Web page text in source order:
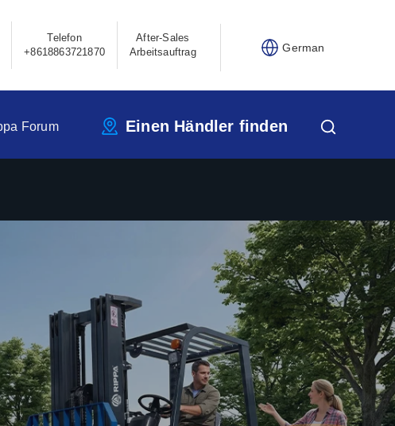
Telefon
+8618863721870
After-Sales
Arbeitsauftrag
German
Forum Einen Händler finden